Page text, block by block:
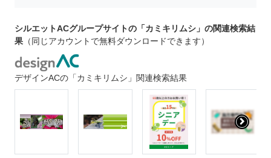
シルエットACグループサイトの「カミキリムシ」の関連検索結
果 （同じアカウントで無料ダウンロードできます）
デザインACの「カミキリムシ」関連検索結果